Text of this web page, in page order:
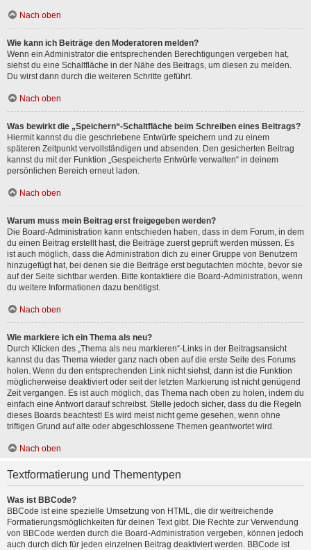
Nach oben
Wie kann ich Beiträge den Moderatoren melden?
Wenn ein Administrator die entsprechenden Berechtigungen vergeben hat,
siehst du eine Schaltfläche in der Nähe des Beitrags, um diesen zu melden.
Du wirst dann durch die weiteren Schritte geführt.
Nach oben
Was bewirkt die „Speichern“-Schaltfläche beim Schreiben eines Beitrags?
Hiermit kannst du die geschriebene Entwürfe speichern und zu einem
späteren Zeitpunkt vervollständigen und absenden. Den gesicherten Beitrag
kannst du mit der Funktion „Gespeicherte Entwürfe verwalten“ in deinem
persönlichen Bereich erneut laden.
Nach oben
Warum muss mein Beitrag erst freigegeben werden?
Die Board-Administration kann entschieden haben, dass in dem Forum, in dem
du einen Beitrag erstellt hast, die Beiträge zuerst geprüft werden müssen. Es
ist auch möglich, dass die Administration dich zu einer Gruppe von Benutzern
hinzugefügt hat, bei denen sie die Beiträge erst begutachten möchte, bevor sie
auf der Seite sichtbar werden. Bitte kontaktiere die Board-Administration, wenn
du weitere Informationen dazu benötigst.
Nach oben
Wie markiere ich ein Thema als neu?
Durch Klicken des „Thema als neu markieren“-Links in der Beitragsansicht
kannst du das Thema wieder ganz nach oben auf die erste Seite des Forums
holen. Wenn du den entsprechenden Link nicht siehst, dann ist die Funktion
möglicherweise deaktiviert oder seit der letzten Markierung ist nicht genügend
Zeit vergangen. Es ist auch möglich, das Thema nach oben zu holen, indem du
einfach eine Antwort darauf schreibst. Stelle jedoch sicher, dass du die Regeln
dieses Boards beachtest! Es wird meist nicht gerne gesehen, wenn ohne
triftigen Grund auf alte oder abgeschlossene Themen geantwortet wird.
Nach oben
Textformatierung und Thementypen
Was ist BBCode?
BBCode ist eine spezielle Umsetzung von HTML, die dir weitreichende
Formatierungsmöglichkeiten für deinen Text gibt. Die Rechte zur Verwendung
von BBCode werden durch die Board-Administration vergeben, können jedoch
auch durch dich für jeden einzelnen Beitrag deaktiviert werden. BBCode ist